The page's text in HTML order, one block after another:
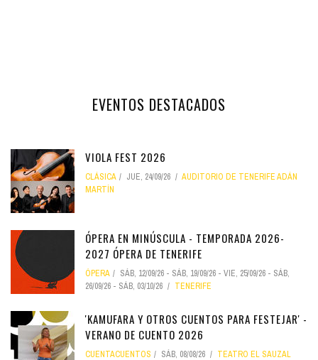
EVENTOS DESTACADOS
VIOLA FEST 2026
CLÁSICA JUE, 24/09/26
AUDITORIO DE TENERIFE ADÁN
MARTÍN
ÓPERA EN MINÚSCULA - TEMPORADA 2026-
2027 ÓPERA DE TENERIFE
ÓPERA SÁB, 12/09/26 - SÁB, 19/09/26 - VIE, 25/09/26 - SÁB,
26/09/26 - SÁB, 03/10/26 TENERIFE
'KAMUFARA Y OTROS CUENTOS PARA FESTEJAR' -
VERANO DE CUENTO 2026
CUENTACUENTOS SÁB, 08/08/26 TEATRO EL SAUZAL